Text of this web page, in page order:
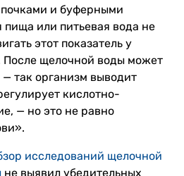
и буферными
или питьевая вода не
этот показатель у
После щелочной воды может
так организм выводит
кислотно-
— но это не равно
исследований щелочной
не выявил убедительных